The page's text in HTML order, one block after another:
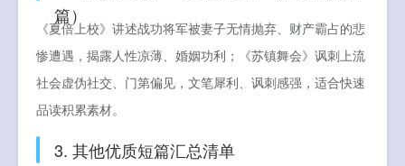
篇）
《夏倍上校》讲述战功将军被妻子无情抛弃、财产霸占的悲
惨遭遇，揭露人性凉薄、婚姻功利；《苏镇舞会》讽刺上流
社会虚伪社交、门第偏见，文笔犀利、讽刺感强，适合快速
品读积累素材。
3. 其他优质短篇汇总清单